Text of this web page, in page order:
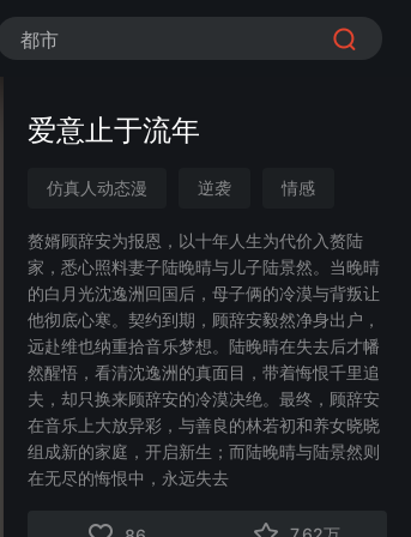
都市
爱意止于流年
仿真人动态漫 逆袭
情感
漫剧
赘婿顾辞安为报恩，以十年人生为代价入赘陆
家，悉心照料妻子陆晚晴与儿子陆景然。当晚晴
的白月光沈逸洲回国后，母子俩的冷漠与背叛让
他彻底心寒。契约到期，顾辞安毅然净身出户，
远赴维也纳重拾音乐梦想。陆晚晴在失去后才幡
然醒悟，看清沈逸洲的真面目，带着悔恨千里追
夫，却只换来顾辞安的冷漠决绝。最终，顾辞安
在音乐上大放异彩，与善良的林若初和养女晓晓
组成新的家庭，开启新生；而陆晚晴与陆景然则
在无尽的悔恨中，永远失去